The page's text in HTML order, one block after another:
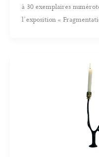
à 30 exemplaires
l’exposition «